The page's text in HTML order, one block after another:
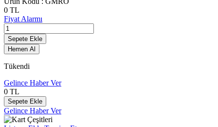
0 TL
Fiyat Alarmı
Sepete Ekle
Hemen Al
Tükendi
Gelince Haber Ver
0 TL
Sepete Ekle
Gelince Haber Ver